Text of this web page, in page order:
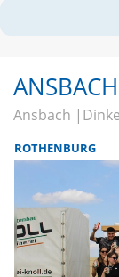
Ansbach
ROTHENBURG